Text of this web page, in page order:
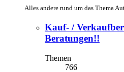
Alles andere rund um das Thema
Kauf- /
Beratungen!!
Themen
766